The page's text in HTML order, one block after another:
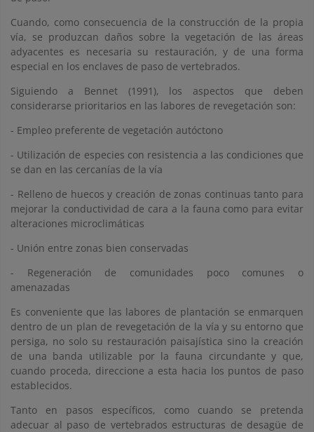
Cuando, como consecuencia de la construcción de la propia
vía, se produzcan daños sobre la vegetación de las áreas
adyacentes es necesaria su restauración, y de una forma
especial en los enclaves de paso de vertebrados.
Siguiendo a Bennet (1991), los aspectos que deben
considerarse prioritarios en las labores de revegetación son:
- Empleo preferente de vegetación autóctono
- Utilización de especies con resistencia a las condiciones que
se dan en las cercanías de la vía
- Relleno de huecos y creación de zonas continuas tanto para
mejorar la conductividad de cara a la fauna como para evitar
alteraciones microclimáticas
- Unión entre zonas bien conservadas
- Regeneración de comunidades poco comunes o
amenazadas
Es conveniente que las labores de plantación se enmarquen
dentro de un plan de revegetación de la vía y su entorno que
persiga, no solo su restauración paisajística sino la creación
de una banda utilizable por la fauna circundante y que,
cuando proceda, direccione a esta hacia los puntos de paso
establecidos.
Tanto en pasos específicos, como cuando se pretenda
adecuar al paso de vertebrados estructuras de desagüe de